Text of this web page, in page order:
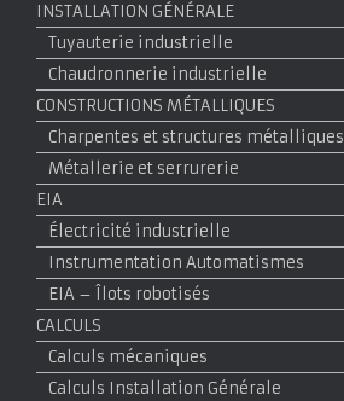
INSTALLATION GÉNÉRALE
Tuyauterie industrielle
Chaudronnerie industrielle
CONSTRUCTIONS MÉTALLIQUES
Charpentes et structures métalliques
Métallerie et serrurerie
EIA
Électricité industrielle
Instrumentation Automatismes
EIA – Îlots robotisés
CALCULS
Calculs mécaniques
Calculs Installation Générale